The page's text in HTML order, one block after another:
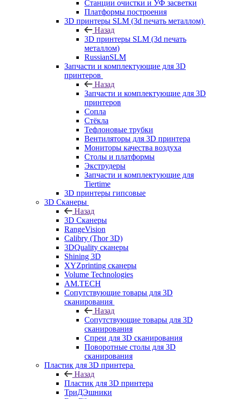
Станции очистки и УФ засветки
Платформы построения
3D принтеры SLM (3d печать металлом)
Назад
3D принтеры SLM (3d печать
металлом)
RussianSLM
Запчасти и комплектующие для 3D
принтеров
Назад
Запчасти и комплектующие для 3D
принтеров
Сопла
Cтёкла
Тефлоновые трубки
Вентиляторы для 3D принтера
Мониторы качества воздуха
Столы и платформы
Экструдеры
Запчасти и комплектующие для
Tiertime
3D принтеры гипсовые
3D Сканеры
Назад
3D Сканеры
RangeVision
Calibry (Thor 3D)
3DQuality сканеры
Shining 3D
XYZprinting сканеры
Volume Technologies
AM.TECH
Сопутствующие товары для 3D
сканирования
Назад
Сопутствующие товары для 3D
сканирования
Спреи для 3D сканирования
Поворотные столы для 3D
сканирования
Пластик для 3D принтера
Назад
Пластик для 3D принтера
ТриДЭшники